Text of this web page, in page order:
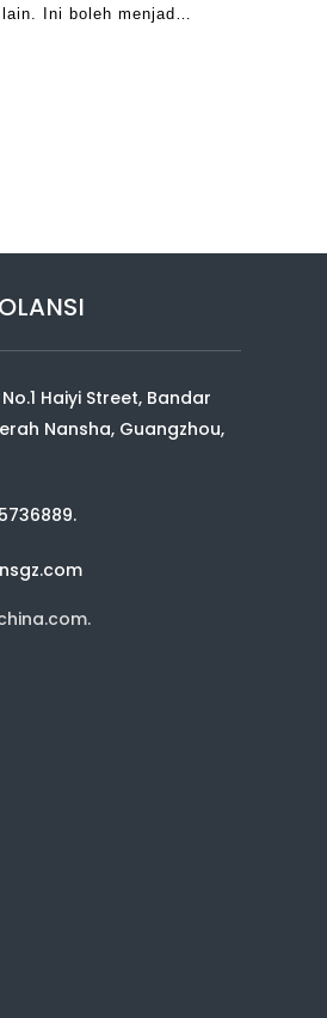
Ini boleh menjadi
Haiyi Street, Bandar
Nansha, Guangzhou,